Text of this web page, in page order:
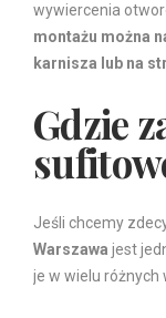
wywiercenia
montażu można
karnisza lub na
Gdzie
Jeśli chcemy
Warszawa jest
je w wielu różnych